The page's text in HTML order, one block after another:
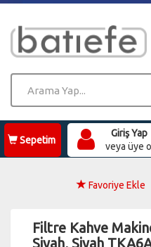
Sepetim
Giriş Yap
veya üye
Favoriye Ekle
Filtre Kahve
Siyah, Siyah